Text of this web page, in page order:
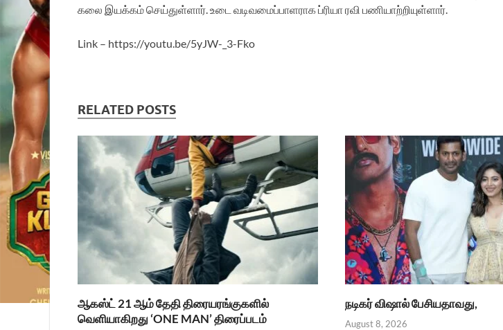
கலை இயக்கம் செய்துள்ளார். உடை வடிவமைப்பாளராக ப்ரியா ரவி பணியாற்றியுள்ளார்.
Link – https://youtu.be/5yJW-_3-Fko
RELATED POSTS
ஆகஸ்ட் 21 ஆம் தேதி திரையரங்குகளில்
வெளியாகிறது ‘ONE MAN’ திரைப்படம்
நடிகர் விஷால் பேசியதாவது,
August 8, 2026